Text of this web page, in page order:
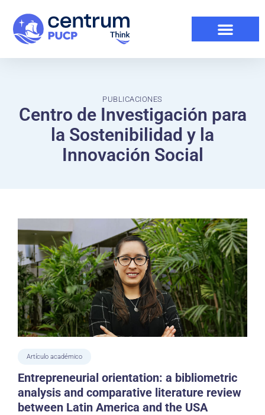
PUBLICACIONES
Centro de Investigación para
la Sostenibilidad y la
Innovación Social
Artículo académico
Entrepreneurial orientation: a bibliometric
analysis and comparative literature review
between Latin America and the USA